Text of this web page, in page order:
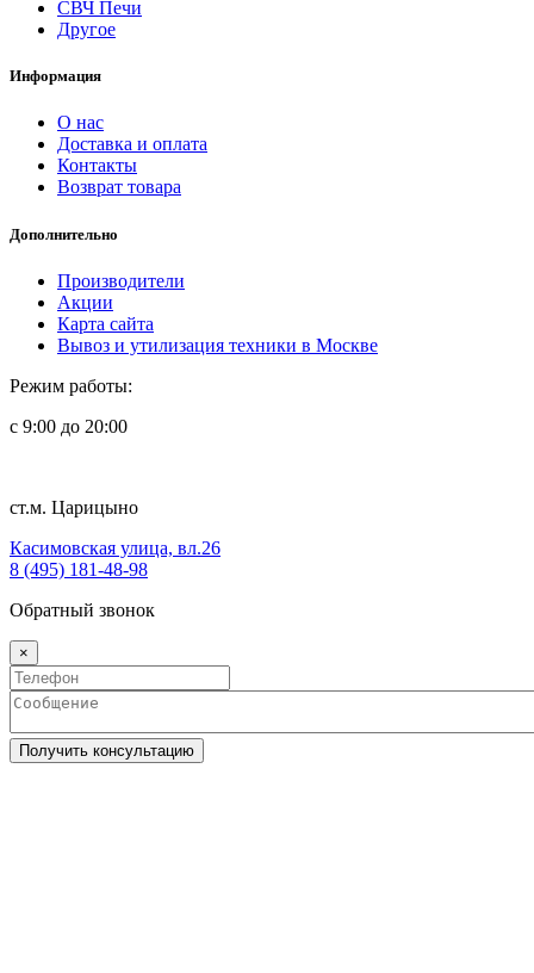
СВЧ Печи
Другое
Информация
О нас
Доставка и оплата
Контакты
Возврат товара
Дополнительно
Производители
Акции
Карта сайта
Вывоз и утилизация техники в Москве
Режим работы:
с 9:00 до 20:00
ст.м. Царицыно
Касимовская улица, вл.26
8 (495) 181-48-98
Обратный звонок
×
Получить консультацию